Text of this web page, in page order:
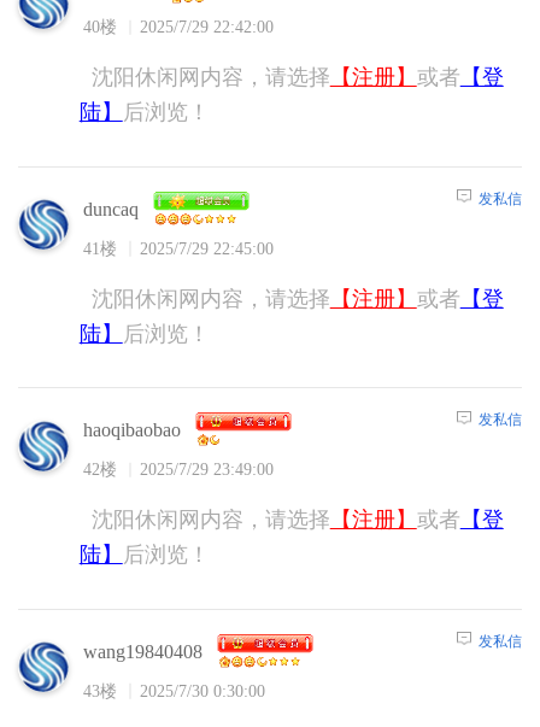
40楼 2025/7/29 22:42:00
沈阳休闲网内容，请选择 【注册】 或者 【登
陆】
后浏览！
duncaq
41楼 2025/7/29 22:45:00
发私信
沈阳休闲网内容，请选择 【注册】 或者 【登
陆】
后浏览！
haoqibaobao
42楼 2025/7/29 23:49:00
发私信
沈阳休闲网内容，请选择 【注册】 或者 【登
陆】
后浏览！
wang19840408
43楼 2025/7/30 0:30:00
发私信